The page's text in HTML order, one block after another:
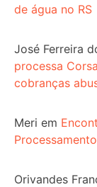
de água no RS
José Ferreira
processa
cobranças
Meri em
Orivandes